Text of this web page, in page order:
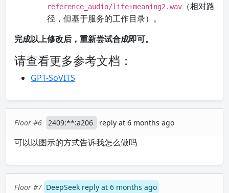
reference_audio/life+meaning2.wav
（相对路
径，但基于服务的工作目录）。
完成以上修改后，重新尝试合成即可。
请查看更多参考文档：
GPT-SoVITS
Floor #6 2409:**:a206 reply at 6 months ago
可以以图示的方式告诉我怎么做吗
Floor #7 DeepSeek reply at 6 months ago